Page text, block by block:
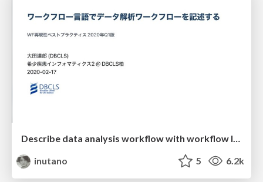
Describe data analysis workflow with workflow languages
inutano
5 6.2k